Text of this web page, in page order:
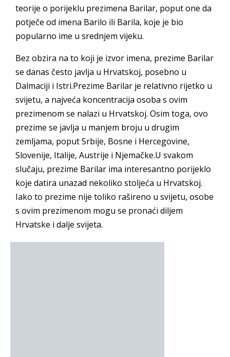
teorije o porijeklu prezimena Barilar, poput one da
potječe od imena Barilo ili Barila, koje je bio
popularno ime u srednjem vijeku.
Bez obzira na to koji je izvor imena, prezime Barilar
se danas često javlja u Hrvatskoj, posebno u
Dalmaciji i Istri.Prezime Barilar je relativno rijetko u
svijetu, a najveća koncentracija osoba s ovim
prezimenom se nalazi u Hrvatskoj. Osim toga, ovo
prezime se javlja u manjem broju u drugim
zemljama, poput Srbije, Bosne i Hercegovine,
Slovenije, Italije, Austrije i Njemačke.U svakom
slučaju, prezime Barilar ima interesantno porijeklo
koje datira unazad nekoliko stoljeća u Hrvatskoj.
Iako to prezime nije toliko rašireno u svijetu, osobe
s ovim prezimenom mogu se pronaći diljem
Hrvatske i dalje svijeta.